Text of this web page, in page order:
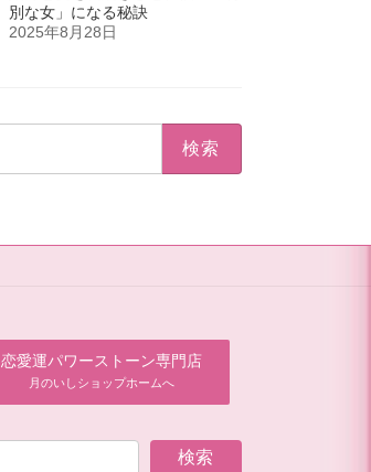
別な女」になる秘訣
2025年8月28日
恋愛運パワーストーン専門店
月のいしショップホームへ
検索